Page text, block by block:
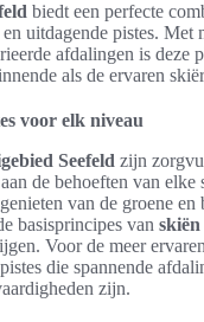
biedt een perfecte
uitdagende pistes. Met
afdalingen is deze
als de ervaren
voor elk niveau
Seefeld zijn
de behoeften van elke
van de groene en
basisprincipes van skiën
Voor de meer
die spannende
zijn.